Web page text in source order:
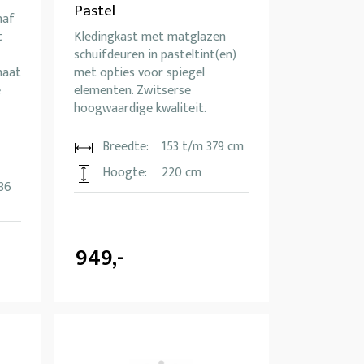
Pastel
Kledingkast met matglazen
schuifdeuren in pasteltint(en)
met opties voor spiegel
elementen. Zwitserse
hoogwaardige kwaliteit.
Breedte:
153 t/m 379 cm
Hoogte:
220 cm
949,-